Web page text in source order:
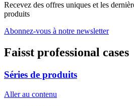
Recevez des offres uniques et les
produits
Abonnez-vous à notre newsletter
Faisst professional cases
Séries de produits
Aller au contenu